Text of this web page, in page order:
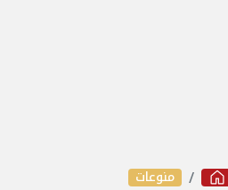
منوعات